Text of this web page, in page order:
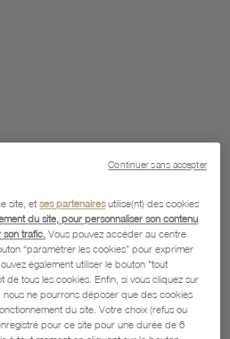
site, etses partenairesutilise(nt) des cookies
du site, pour personnaliser son contenu
son trafic. Vous pouvez accéder au centre
“paramétrer les cookies” pour exprimer
également utiliser le bouton "tout
tous les cookies. Enfin, si vous cliquez sur
ne pourrons déposer que des cookies
du site. Votre choix (refus ou
pour ce site pour une durée de 6
Continuer sans accepter